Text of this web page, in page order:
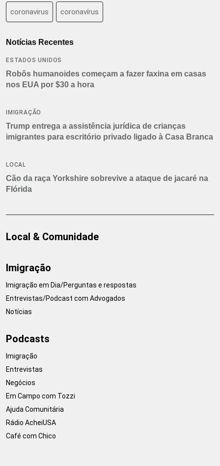
coronavirus coronavírus
Notícias Recentes
ESTADOS UNIDOS
Robôs humanoides começam a fazer faxina em casas
nos EUA por $30 a hora
IMIGRAÇÃO
Trump entrega a assistência jurídica de crianças
imigrantes para escritório privado ligado à Casa Branca
LOCAL
Cão da raça Yorkshire sobrevive a ataque de jacaré na
Flórida
Local & Comunidade
Imigração
Imigração em Dia/Perguntas e respostas
Entrevistas/Podcast com Advogados
Notícias
Podcasts
Imigração
Entrevistas
Negócios
Em Campo com Tozzi
Ajuda Comunitária
Rádio AcheiUSA
Café com Chico